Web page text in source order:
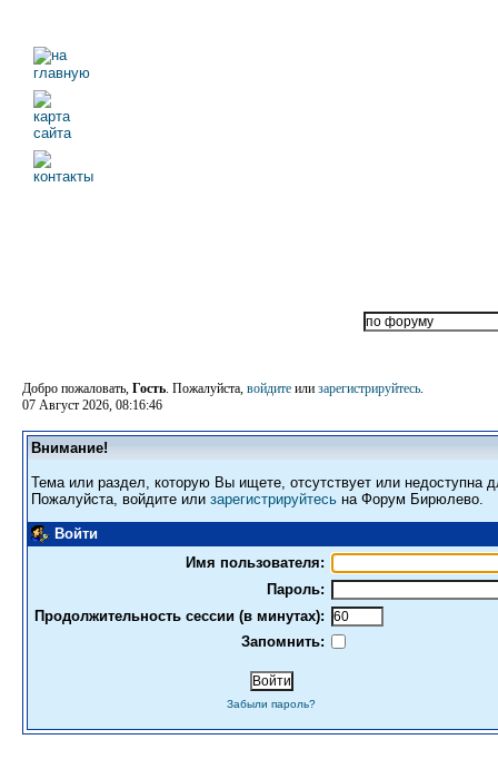
Добро пожаловать, Гость. Пожалуйста, войдите или зарегистрируйтесь.
07 Август 2026, 08:16:46
Внимание!
Тема или раздел, которую Вы ищете, отсутствует или недоступна
Пожалуйста, войдите или зарегистрируйтесь на Форум Бирюлево.
Войти
Имя пользователя:
Пароль:
Продолжительность сессии (в минутах):
Запомнить:
Забыли пароль?